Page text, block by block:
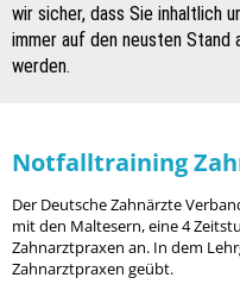
wir sicher, dass Sie inhaltlich
immer auf den neusten Stand
werden.
Notfalltraining
Der Deutsche Zahnärzte
mit den Maltesern, eine 4
Zahnarztpraxen an. In dem
Zahnarztpraxen geübt.